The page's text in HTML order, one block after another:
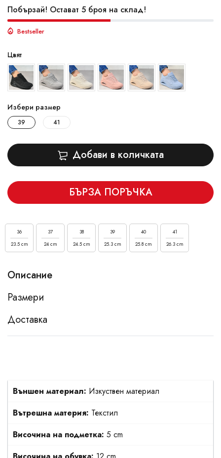
Побързай! Остават 5 броя на склад!
Bestseller
Цвят
Избери размер
39 41
Добави в количката
БЪРЗА ПОРЪЧКА
36
23.5 cm
37
24 cm
38
24.5 cm
39
25.3 cm
40
25.8 cm
41
26.3 cm
Описание
Размери
Доставка
Външен материал: Изкуствен материал
Вътрешна материя: Текстил
Височина на подметка: 5 cm